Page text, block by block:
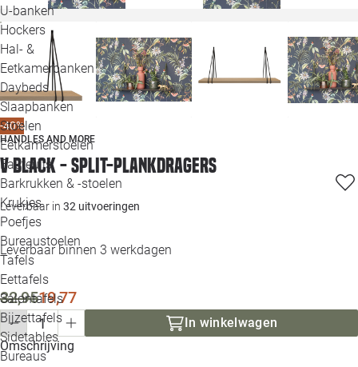
U-banken
Hockers
Hal- &
Eetkamerbanken
Daybeds
Slaapbanken
Stoelen
Eetkamerstoelen
Fauteuils
Barkrukken & -stoelen
Krukjes
Poefjes
Bureaustoelen
Tafels
Eettafels
Salontafels
Bijzettafels
Sidetables
Bureaus
-40%
HANDLES AND MORE
V BLACK - Split-plankdragers
Leverbaar in 32 uitvoeringen
Leverbaar binnen 3 werkdagen
32,9519,77
In winkelwagen
Omschrijving